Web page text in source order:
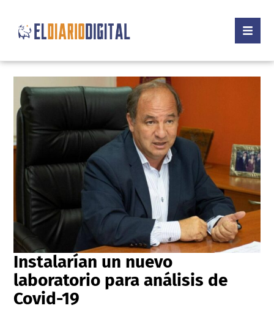
Instalarían un nuevo
laboratorio para análisis de
Covid-19